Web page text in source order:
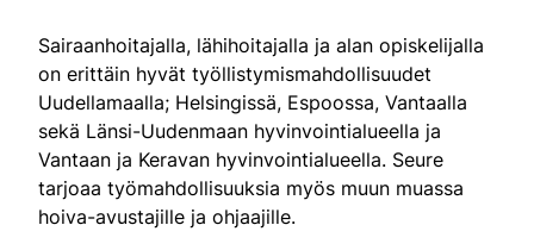
Sairaanhoitajalla, lähihoitajalla ja alan opiskelijalla
on erittäin hyvät työllistymismahdollisuudet
Uudellamaalla; Helsingissä, Espoossa, Vantaalla
sekä Länsi-Uudenmaan hyvinvointialueella ja
Vantaan ja Keravan hyvinvointialueella. Seure
tarjoaa työmahdollisuuksia myös muun muassa
hoiva-avustajille ja ohjaajille.